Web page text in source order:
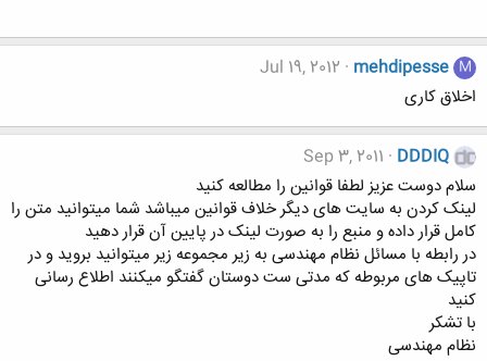
M
mehdipesse
Jul 19, 2012
اخلاق کاری
DDDIQ
Sep 3, 2011
سلام دوست عزیز لطفا قوانین را مطالعه کنید
لینک کردن به سایت های دیگر خلاف قوانین میباشد شما میتوانید متن را
کامل قرار داده و منبع را به صورت لینک در پایین آن قرار دهید
در رابطه با مسائل نظام مهندسی به زیر مجموعه زیر میتوانید بروید و در
تاپیک های مربوطه که مدتی ست دوستان گفتگو میکنند اطلاع رسانی
کنید
با تشکر
نظام مهندسی